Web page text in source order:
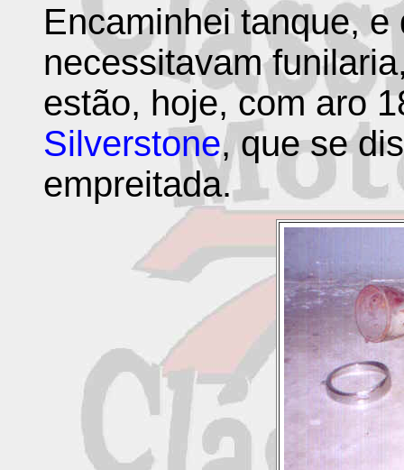
Encaminhei tanque,
necessitavam
estão, hoje, com aro
Silverstone, que se
empreitada.